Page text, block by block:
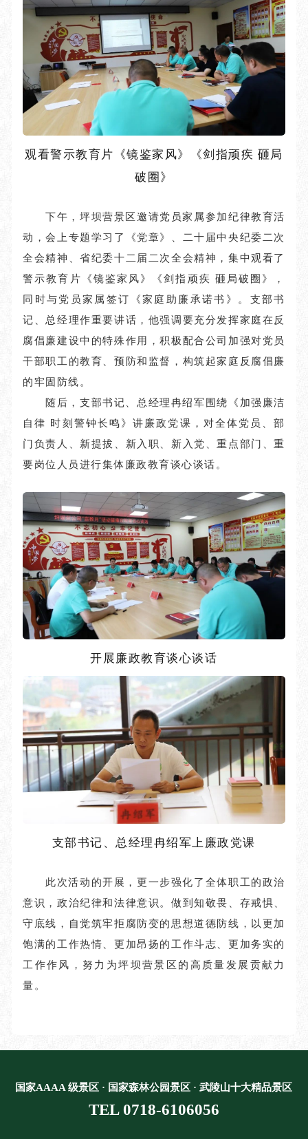
观看警示教育片《镜鉴家风》《剑指顽疾 砸局
破圈》
下午，坪坝营景区邀请党员家属参加纪律教育活
动，会上专题学习了《党章》、二十届中央纪委二次
全会精神、省纪委十二届二次全会精神，集中观看了
警示教育片《镜鉴家风》《剑指顽疾 砸局破圈》，
同时与党员家属签订《家庭助廉承诺书》。支部书
记、总经理作重要讲话，他强调要充分发挥家庭在反
腐倡廉建设中的特殊作用，积极配合公司加强对党员
干部职工的教育、预防和监督，构筑起家庭反腐倡廉
的牢固防线。
随后，支部书记、总经理冉绍军围绕《加强廉洁
自律 时刻警钟长鸣》讲廉政党课，对全体党员、部
门负责人、新提拔、新入职、新入党、重点部门、重
要岗位人员进行集体廉政教育谈心谈话。
开展廉政教育谈心谈话
支部书记、总经理冉绍军上廉政党课
此次活动的开展，更一步强化了全体职工的政治
意识，政治纪律和法律意识。做到知敬畏、存戒惧、
守底线，自觉筑牢拒腐防变的思想道德防线，以更加
饱满的工作热情、更加昂扬的工作斗志、更加务实的
工作作风，努力为坪坝营景区的高质量发展贡献力
量。
国家AAAA 级景区 · 国家森林公园景区 · 武陵山十大精品景区
TEL 0718-6106056